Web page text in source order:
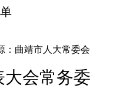
：曲靖市人大常委会
大会常务委